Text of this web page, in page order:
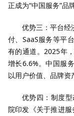
正成为“中国服务”品
优势三：平台经
付、SaaS服务等平
有的通道。2025年
增长6.6%。中国服
以用户价值、品牌资
优势四：制度
院印发《关于推进